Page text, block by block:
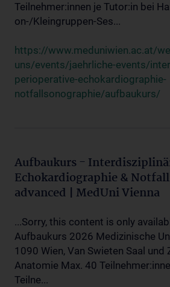
Teilnehmer:innen je Tutor:in bei
on-/Kleingruppen-Ses...
https://www.meduniwien.ac.at/
uns/events/jaehrliche-events/
perioperative-echokardiographie-
notfallsonographie/aufbaukurs/
Aufbaukurs -
Echokardiographie &
advanced | MedUni Vienna
...Sorry, this content is only
Aufbaukurs 2026 Medizinische
1090 Wien, Van Swieten Saal und
Anatomie Max. 40
Teilne...